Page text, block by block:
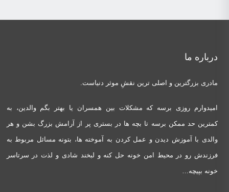
درباره ما
مادری بزرگترین و اصلی ترین نقشِ موثر دنیاست.
امیدوارم روزی برسه که مشکلات بین همسران یا بهتر بگم والدین، به
کمترین حد ممکن برسه تا بچه ها در بستری پر از آرامش بزرگ بشن و هر
والدی با آموزش دیدن و عمل کردن به آموخته ها، بتونه مسائل مربوط به
فرزندش رو در محیط امن خونه حل کنه و لبخند شادی و لذت در سرتاسر
خونه بپیچه…